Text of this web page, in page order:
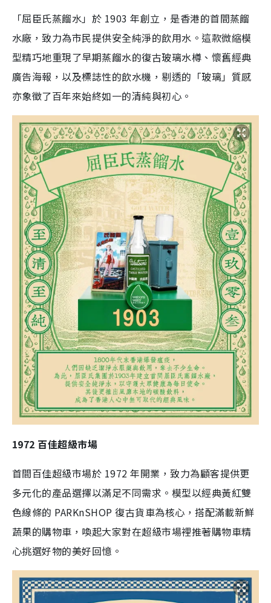
「屈臣氏蒸餾水」於 1903 年創立，是香港的首間蒸餾
水廠，致力為市民提供安全純淨的飲用水。這款微縮模
型精巧地重現了早期蒸餾水的復古玻璃水樽、懷舊經典
廣告海報，以及標誌性的飲水機，剔透的「玻璃」質感
亦象徵了百年來始終如一的清純與初心。
1972 百佳超級市場
首間百佳超級市場於 1972 年開業，致力為顧客提供更
多元化的產品選擇以滿足不同需求。模型以經典黃紅雙
色線條的 PARKnSHOP 復古貨車為核心，搭配滿載新鮮
蔬果的購物車，喚起大家對在超級市場裡推著購物車精
心挑選好物的美好回憶。